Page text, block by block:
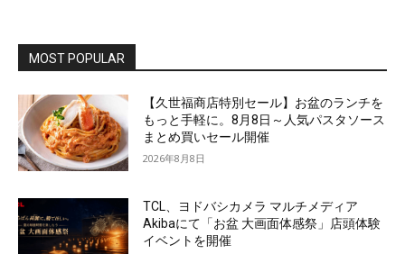
MOST POPULAR
【久世福商店特別セール】お盆のランチを
もっと手軽に。8月8日～人気パスタソース
まとめ買いセール開催
2026年8月8日
TCL、ヨドバシカメラ マルチメディア
Akibaにて「お盆 大画面体感祭」店頭体験
イベントを開催